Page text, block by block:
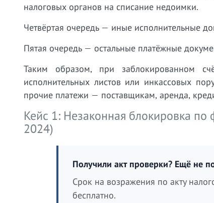
налоговых органов на списание недоимки.
Четвёртая очередь — иные исполнительные
Пятая очередь — остальные платёжные
Таким образом, при заблокированном
исполнительных листов или инкассовых
прочие платежи — поставщикам, аренда,
Кейс 1: Незаконная блокировка
2024)
Получили акт проверки? Ещё не
Срок на возражения по акту
бесплатно.